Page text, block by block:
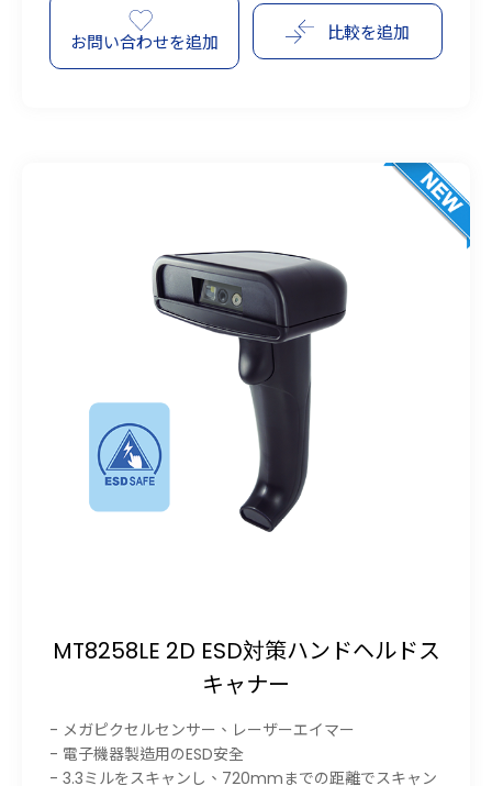
お問い合わせを追加 比較を追加
MT8258LE 2D ESD対策ハンドヘルドス
キャナー
- メガピクセルセンサー、レーザーエイマー
- 電子機器製造用のESD安全
- 3.3ミルをスキャンし、720mmまでの距離でスキャン